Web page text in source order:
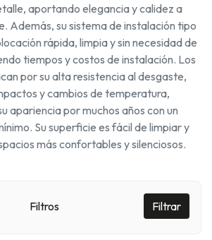
aportando elegancia y calidez a
Además, su sistema de instalación tipo
rápida, limpia y sin necesidad de
tiempos y costos de instalación. Los
por su alta resistencia al desgaste,
y cambios de temperatura,
apariencia por muchos años con un
Su superficie es fácil de limpiar y
más confortables y silenciosos.
Filtros Filtrar